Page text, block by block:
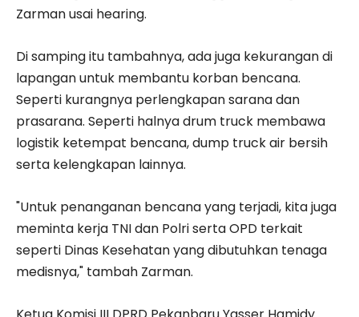
Zarman usai hearing.
Di samping itu tambahnya, ada juga kekurangan di
lapangan untuk membantu korban bencana.
Seperti kurangnya perlengkapan sarana dan
prasarana. Seperti halnya drum truck membawa
logistik ketempat bencana, dump truck air bersih
serta kelengkapan lainnya.
"Untuk penanganan bencana yang terjadi, kita juga
meminta kerja TNI dan Polri serta OPD terkait
seperti Dinas Kesehatan yang dibutuhkan tenaga
medisnya," tambah Zarman.